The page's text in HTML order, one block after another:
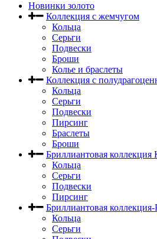
Новинки золото
Коллекция с жемчугом
Кольца
Серьги
Подвески
Броши
Колье и браслеты
Коллекция с
Кольца
Серьги
Подвески
Пирсинг
Браслеты
Броши
Бриллиантовая коллекция
Кольца
Серьги
Подвески
Пирсинг
Бриллиантовая
Кольца
Серьги